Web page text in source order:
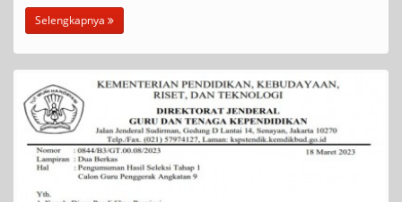
Selengkapnya